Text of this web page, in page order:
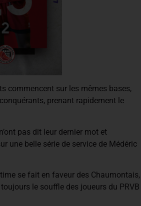
commencent sur les mêmes bases,
prenant rapidement le
pas dit leur dernier mot et
une belle série de service de Médéric
se fait en faveur des Chaumontais,
le souffle des joueurs du PRVB